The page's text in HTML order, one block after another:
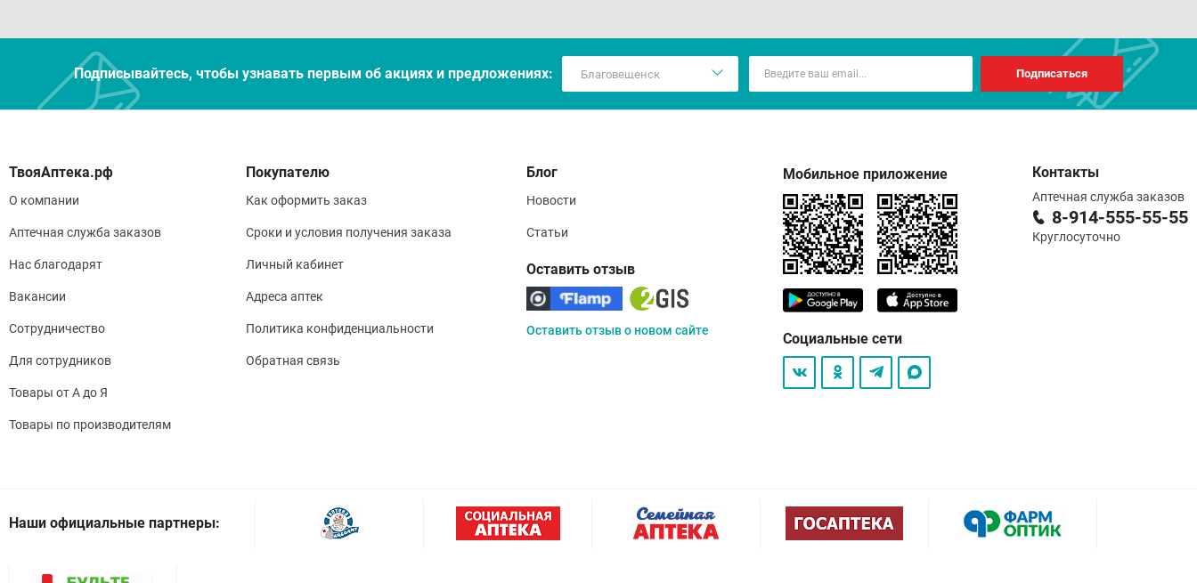
Подписывайтесь, чтобы узнавать первым об акцияx и предложениях: Подписаться
О компании
Аптечная служба заказов
Нас благодарят
Вакансии
Сотрудничество
Для сотрудников
Товары от А до Я
Товары по производителям
Покупателю
Как оформить заказ
Сроки и условия получения заказа
Личный кабинет
Адреса аптек
Политика конфиденциальности
Обратная связь
Блог
Новости
Статьи
Оставить отзыв
Оставить отзыв о новом сайте
Мобильное приложение
Социальные сети
Контакты
Аптечная служба заказов
8-914-555-55-55
Круглосуточно
Наши официальные партнеры: